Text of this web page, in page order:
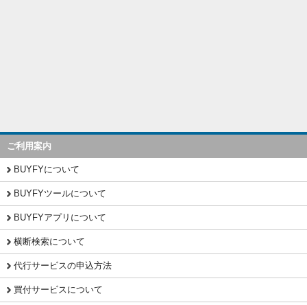
ご利用案内
BUYFYについて
BUYFYツールについて
BUYFYアプリについて
横断検索について
代行サービスの申込方法
買付サービスについて